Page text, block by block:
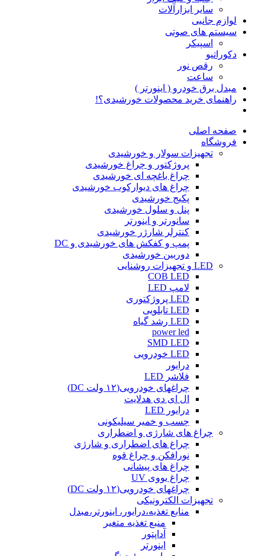
سایر ابزارآلات
لوازم جانبی
سیستم های صوتی
اسپیکر
دکوراتیو
رقص نور
ساعت
مبدل برق خودرو ( اینورتر )
راهنمای خرید محصولات خورشیدی؟!
صفحه اصلی
فروشگاه
تجهیزات سولار و خورشیدی
پروژکتور و چراغ خورشیدی
چراغ باغچه ای خورشیدی
چراغ های دیوارکوب خورشیدی
پکیج خورشیدی
پنل و سلول خورشیدی
سانورتر و اینورتر
کنترلر شارژر خورشیدی
پمپ و کفکش های خورشیدی و DC
دوربین خورشیدی
LED و تجهیزات روشنایی
COB LED
لامپ LED
LED پروژکتوری
LED تابلویی
LED رشد گیاه
power led
SMD LED
LED خودرویی
درایور
فلاشر LED
چراغهای خودرویی(۱۲ ولت DC)
ال ای دی هدلایت
درایور LED
چسب و خمیر سیلیکونی
چراغ های شارژی و اضطراری
چراغ های اضطراری و شارژی
نورافکن و چراغ قوه
چراغ های پیشانی
چراغ یووی UV
چراغهای خودرویی(۱۲ ولت DC)
تجهیزات الکترونیکی
منابع تغذیه،درایور، اینورتر،مبدل
منبع تغذیه متغیر
آداپتور
اینورتر